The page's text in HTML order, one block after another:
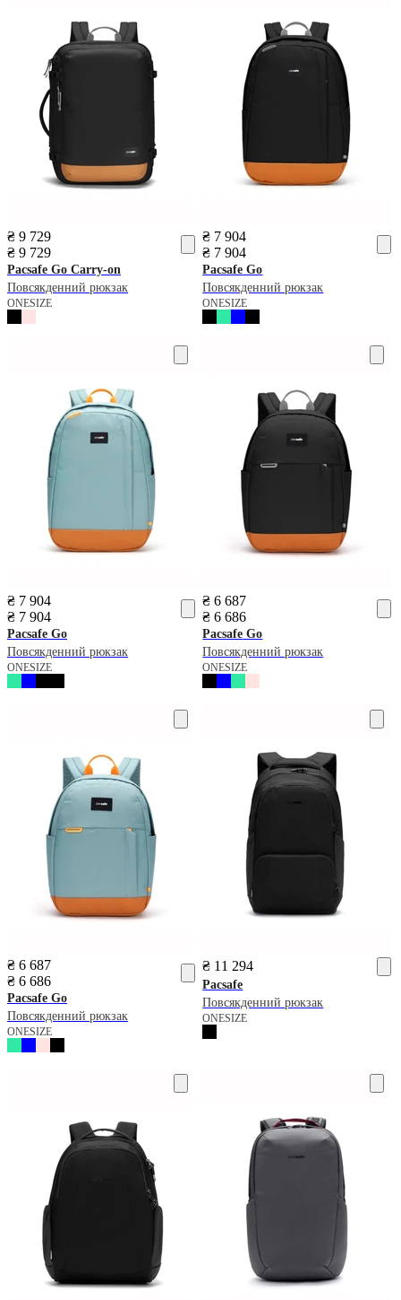
₴ 9 729
₴ 9 729
Pacsafe Go Carry-on
Повсякденний рюкзак
ONESIZE
₴ 7 904
₴ 7 904
Pacsafe Go
Повсякденний рюкзак
ONESIZE
₴ 7 904
₴ 7 904
Pacsafe Go
Повсякденний рюкзак
ONESIZE
₴ 6 687
₴ 6 686
Pacsafe Go
Повсякденний рюкзак
ONESIZE
₴ 6 687
₴ 6 686
Pacsafe Go
Повсякденний рюкзак
ONESIZE
₴ 11 294
Pacsafe
Повсякденний рюкзак
ONESIZE